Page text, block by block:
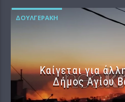
ΔΟΥΛΓΕΡΆΚΗ
Καίγεται για
Δήμος Αγίου